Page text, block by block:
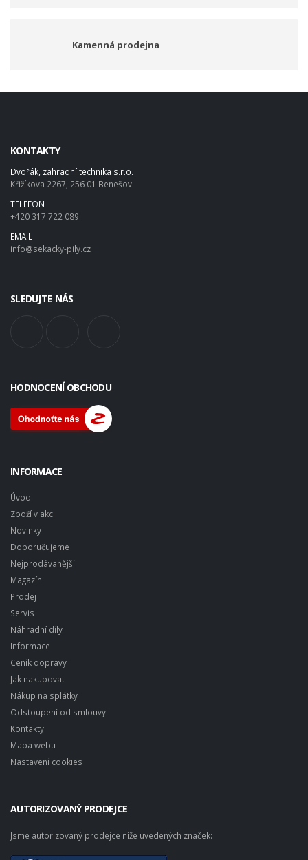
Kamenná prodejna
KONTAKTY
Dvořák, zahradní technika s.r.o.
Křižíkova 2267, 256 01 Benešov
TELEFON
+420 317 722 089
EMAIL
info@sekacky-pily.cz
SLEDUJTE NÁS
HODNOCENÍ OBCHODU
INFORMACE
Úvod
Zboží v akci
Novinky
Doporučujeme
Nejprodávanější
Magazín
Prodej
Servis
Náhradní díly
Informace
Ceník dopravy
Jak nakupovat
Nákup na splátky
Odstoupení od smlouvy
Kontakty
Mapa webu
Nastavení cookies
AUTORIZOVANÝ PRODEJCE
Jsme autorizovaný prodejce níže uvedených značek: